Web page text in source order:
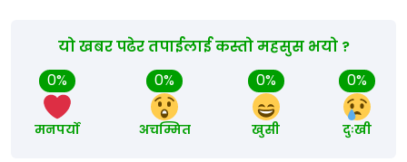
यो खबर पढेर तपाईलाई कस्तो महसुस भयो ?
0%
मनपर्यो
0%
अचम्मित
0%
खुसी
0%
दुःखी